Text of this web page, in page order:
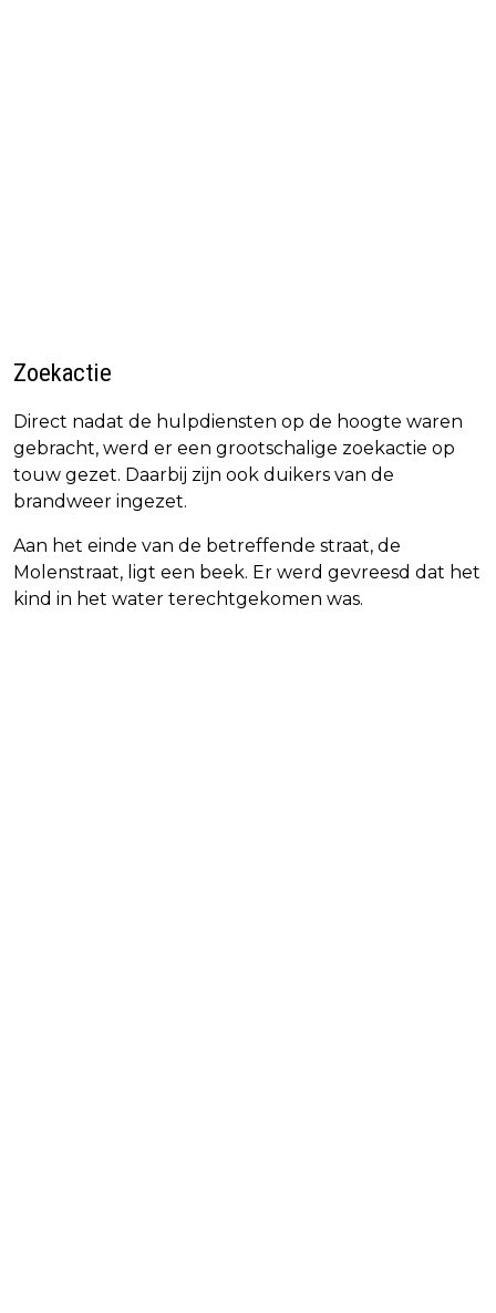
Zoekactie
Direct nadat de hulpdiensten op de hoogte waren
gebracht, werd er een grootschalige zoekactie op
touw gezet. Daarbij zijn ook duikers van de
brandweer ingezet.
Aan het einde van de betreffende straat, de
Molenstraat, ligt een beek. Er werd gevreesd dat het
kind in het water terechtgekomen was.